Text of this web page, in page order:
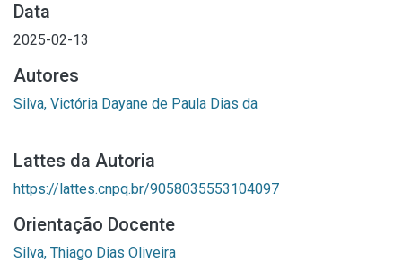
Data
2025-02-13
Autores
Silva, Victória Dayane de Paula Dias da
Lattes da Autoria
https://lattes.cnpq.br/9058035553104097
Orientação Docente
Silva, Thiago Dias Oliveira